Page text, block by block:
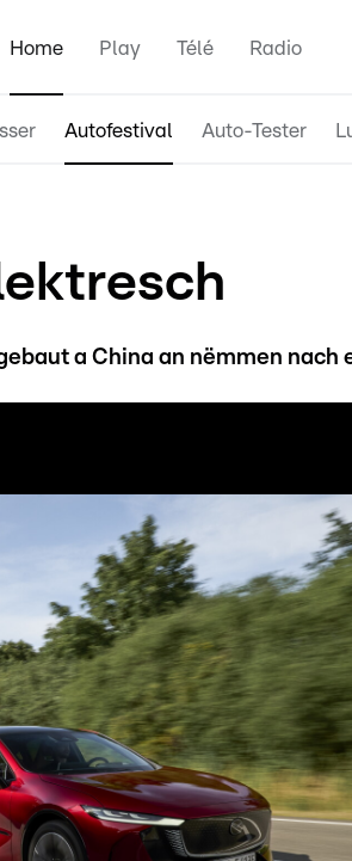
Home Play Télé Radio
Autofestival Auto-Tester
a China an nëmmen nach